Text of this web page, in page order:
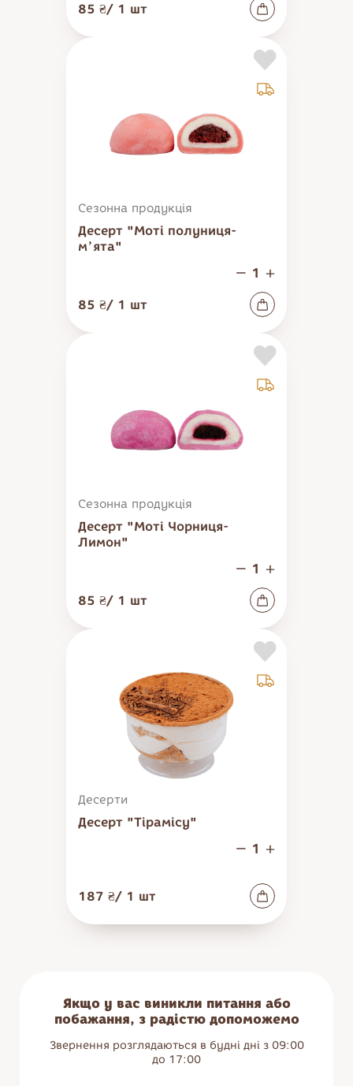
85 ₴/ 1 шт
Сезонна продукція
Десерт "Моті полуниця-
мʼята"
85 ₴/ 1 шт
Сезонна продукція
Десерт "Моті Чорниця-
Лимон"
85 ₴/ 1 шт
Десерти
Десерт "Тірамісу"
187 ₴/ 1 шт
Якщо у вас виникли питання або
побажання, з радістю допоможемо
Звернення розглядаються в будні дні з 09:00
до 17:00